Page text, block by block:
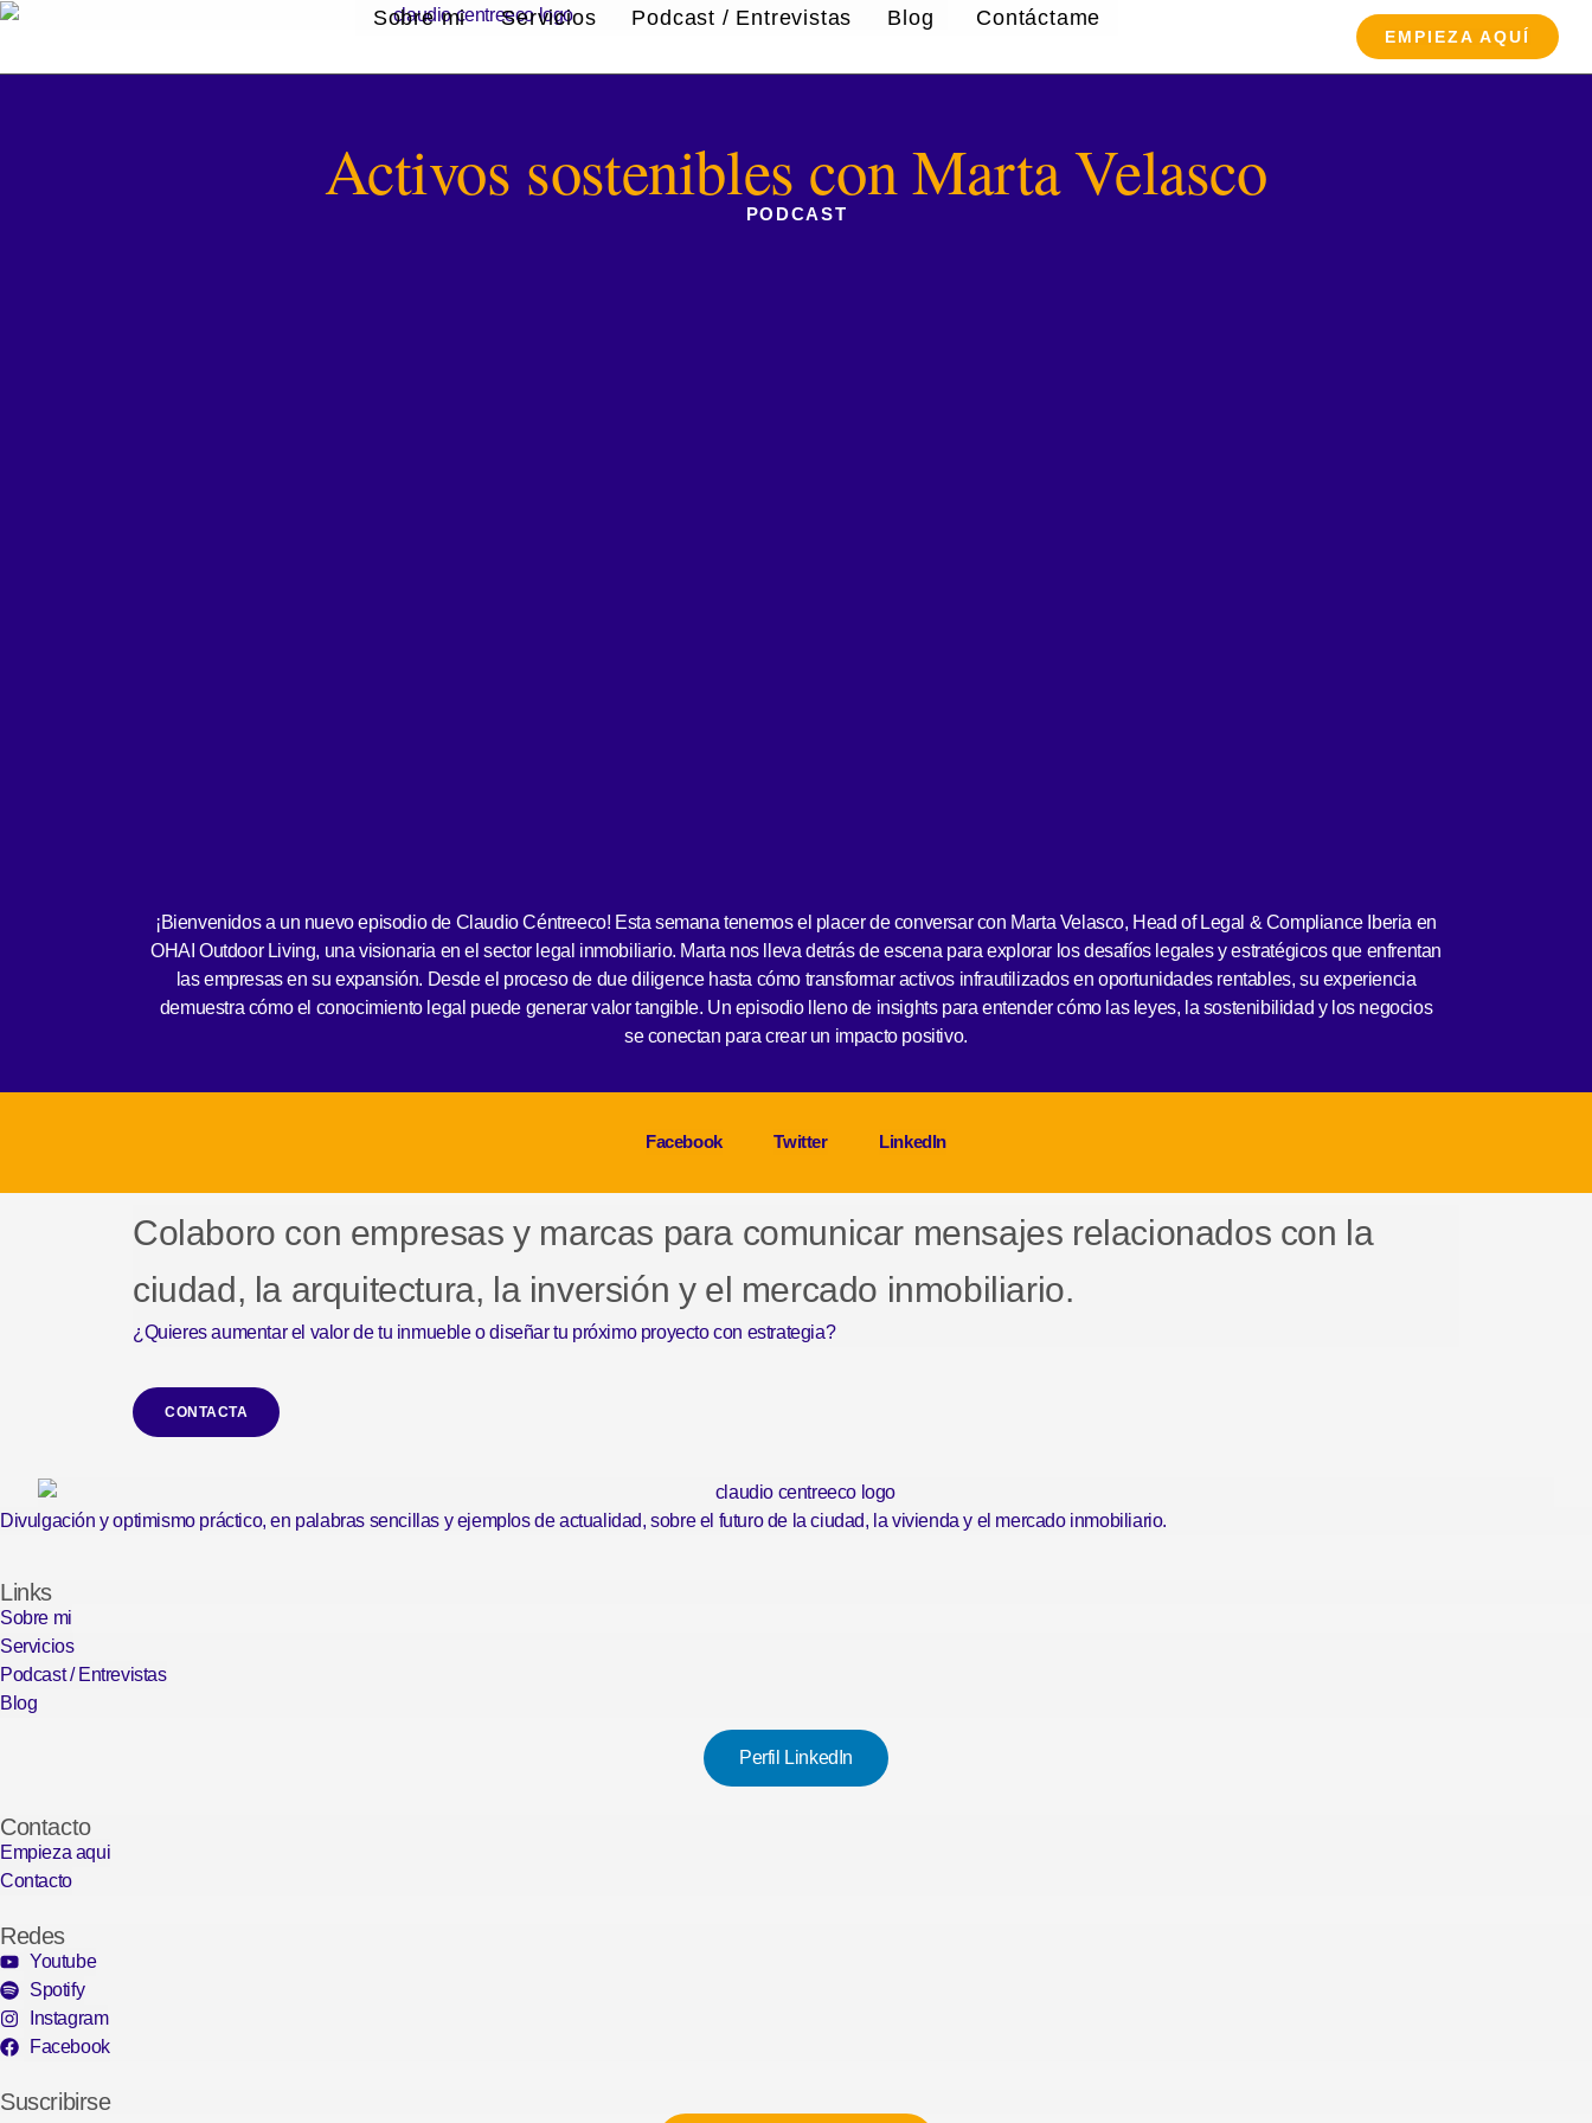
Sobre mi Servicios Podcast / Entrevistas Blog Contáctame
EMPIEZA AQUÍ
Activos sostenibles con Marta Velasco
PODCAST
¡Bienvenidos a un nuevo episodio de Claudio Céntreeco! Esta semana tenemos el placer de conversar con Marta Velasco, Head of Legal & Compliance Iberia en
OHAI Outdoor Living, una visionaria en el sector legal inmobiliario. Marta nos lleva detrás de escena para explorar los desafíos legales y estratégicos que enfrentan
las empresas en su expansión. Desde el proceso de due diligence hasta cómo transformar activos infrautilizados en oportunidades rentables, su experiencia
demuestra cómo el conocimiento legal puede generar valor tangible. Un episodio lleno de insights para entender cómo las leyes, la sostenibilidad y los negocios
se conectan para crear un impacto positivo.
Facebook Twitter LinkedIn
Colaboro con empresas y marcas para comunicar mensajes relacionados con la
ciudad, la arquitectura, la inversión y el mercado inmobiliario.
¿Quieres aumentar el valor de tu inmueble o diseñar tu próximo proyecto con estrategia?
CONTACTA
Divulgación y optimismo práctico, en palabras sencillas y ejemplos de actualidad, sobre el futuro de la ciudad, la vivienda y el mercado inmobiliario.
Links
Sobre mi
Servicios
Podcast / Entrevistas
Blog
Perfil LinkedIn
Contacto
Empieza aqui
Contacto
Redes
Youtube
Spotify
Instagram
Facebook
Suscribirse